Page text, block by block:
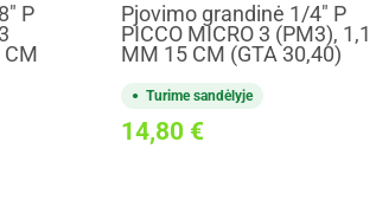
P
CM
Pjovimo grandinė 1/4" P
PICCO MICRO 3 (PM3), 1,1
MM 15 CM (GTA 30,40)
Turime sandėlyje
14,80 €